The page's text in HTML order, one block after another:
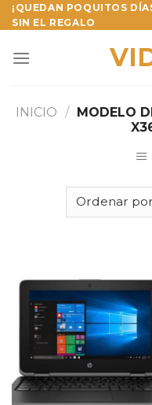
Skip
to
¡QUEDAN POQUITOS
SIN EL REGALO
INICIO / MODELO